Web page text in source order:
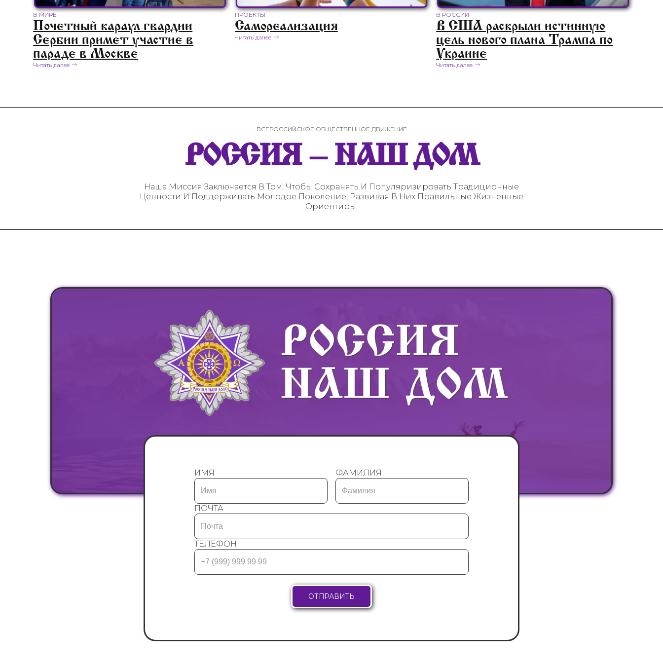
В МИРЕ
Почетный караул гвардии
Сербии примет участие в
параде в Москве
Читать далее
ПРОЕКТЫ
Самореализация
Читать далее
В РОССИИ
В США раскрыли истинную
цель нового плана Трампа по
Украине
Читать далее
ВСЕРОССИЙСКОЕ ОБЩЕСТВЕННОЕ ДВИЖЕНИЕ
РОССИЯ – НАШ ДОМ
Наша Миссия Заключается В Том, Чтобы Сохранять И Популяризировать Традиционные
Ценности И Поддерживать Молодое Поколение, Развивая В Них Правильные Жизненные
Ориентиры.
ИМЯ ФАМИЛИЯ
ПОЧТА
ТЕЛЕФОН